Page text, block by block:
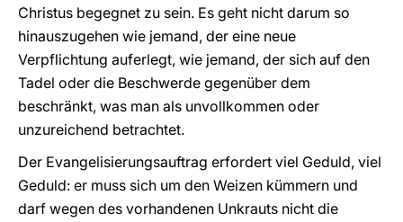
Christus begegnet zu sein. Es geht nicht darum so
hinauszugehen wie jemand, der eine neue
Verpflichtung auferlegt, wie jemand, der sich auf den
Tadel oder die Beschwerde gegenüber dem
beschränkt, was man als unvollkommen oder
unzureichend betrachtet.
Der Evangelisierungsauftrag erfordert viel Geduld, viel
Geduld: er muss sich um den Weizen kümmern und
darf wegen des vorhandenen Unkrauts nicht die